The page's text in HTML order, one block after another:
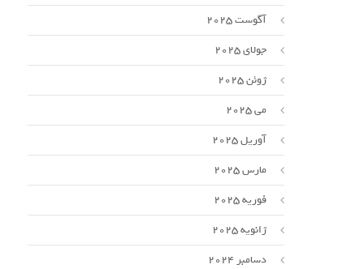
آگوست 2025
جولای 2025
ژوئن 2025
می 2025
آوریل 2025
مارس 2025
فوریه 2025
ژانویه 2025
دسامبر 2024